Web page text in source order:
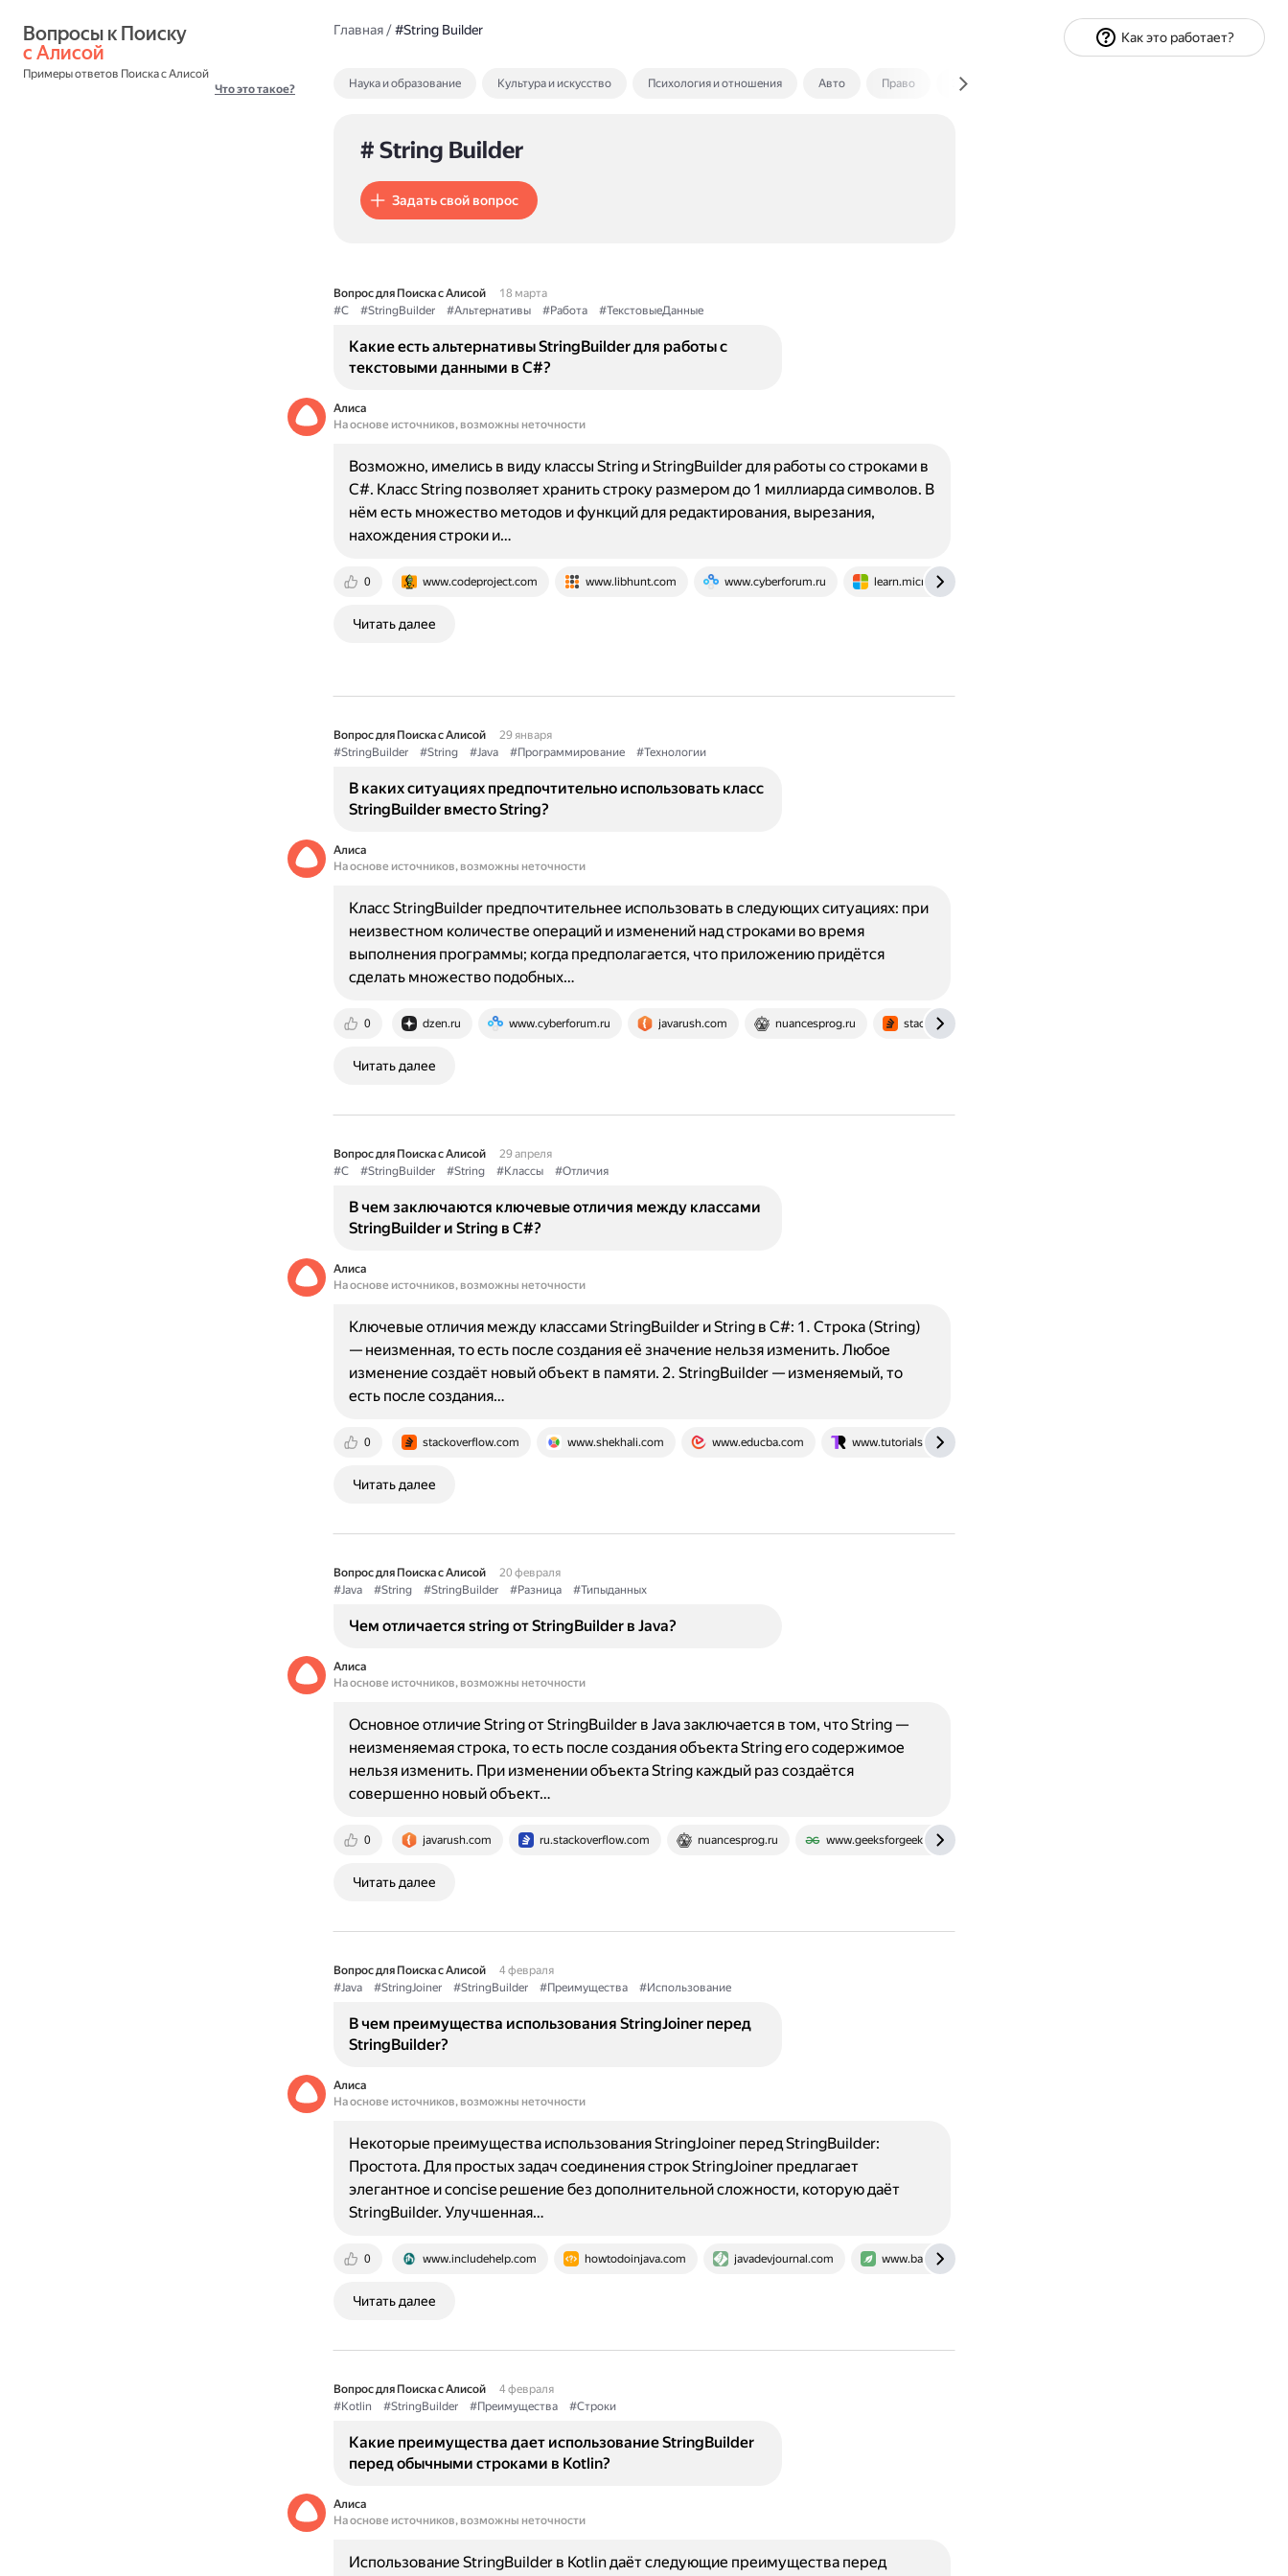
с Алисой
Примеры ответов Поиска с Алисой
Что это такое?
Главная/#String Builder
Наука и образование Культура и искусство Психология и отношения Авто Право Экономика и финансы
# String Builder
Задать свой вопрос
Вопрос для Поиска с Алисой
18 марта
#C
#StringBuilder #Альтернативы #Работа #ТекстовыеДанные
Какие есть альтернативы StringBuilder для работы с
текстовыми данными в C#?
Алиса
На основе источников, возможны неточности
0 www.codeproject.com www.libhunt.com www.cyberforum.ru learn.microsoft.com
Возможно, имелись в виду классы String и StringBuilder для работы со строками в
C#. Класс String позволяет хранить строку размером до 1 миллиарда символов. В
нём есть множество методов и функций для редактирования, вырезания,
нахождения строки и…
Читать далее
Вопрос для Поиска с Алисой
29 января
#StringBuilder
#String #Java #Программирование #Технологии
В каких ситуациях предпочтительно использовать класс
StringBuilder вместо String?
Алиса
На основе источников, возможны неточности
0 dzen.ru www.cyberforum.ru javarush.com nuancesprog.ru stackoverflow.com
Класс StringBuilder предпочтительнее использовать в следующих ситуациях: при
неизвестном количестве операций и изменений над строками во время
выполнения программы; когда предполагается, что приложению придётся
сделать множество подобных…
Читать далее
Вопрос для Поиска с Алисой
29 апреля
#C
#StringBuilder #String #Классы #Отличия
В чем заключаются ключевые отличия между классами
StringBuilder и String в C#?
Алиса
На основе источников, возможны неточности
0 stackoverflow.com www.shekhali.com www.educba.com www.tutorialsrack.com
Ключевые отличия между классами StringBuilder и String в C#: 1. Строка (String)
— неизменная, то есть после создания её значение нельзя изменить. Любое
изменение создаёт новый объект в памяти. 2. StringBuilder — изменяемый, то
есть после создания…
Читать далее
Вопрос для Поиска с Алисой
20 февраля
#Java
#String #StringBuilder #Разница #Типыданных
Чем отличается string от StringBuilder в Java?
Алиса
На основе источников, возможны неточности
0 javarush.com ru.stackoverflow.com nuancesprog.ru www.geeksforgeeks.org
Основное отличие String от StringBuilder в Java заключается в том, что String —
неизменяемая строка, то есть после создания объекта String его содержимое
нельзя изменить. При изменении объекта String каждый раз создаётся
совершенно новый объект…
Читать далее
Вопрос для Поиска с Алисой
4 февраля
#Java
#StringJoiner #StringBuilder #Преимущества #Использование
В чем преимущества использования StringJoiner перед
StringBuilder?
Алиса
На основе источников, возможны неточности
0 www.includehelp.com howtodoinjava.com javadevjournal.com www.baeldung.com
Некоторые преимущества использования StringJoiner перед StringBuilder:
Простота. Для простых задач соединения строк StringJoiner предлагает
элегантное и concise решение без дополнительной сложности, которую даёт
StringBuilder. Улучшенная…
Читать далее
Вопрос для Поиска с Алисой
4 февраля
#Kotlin
#StringBuilder #Преимущества #Строки
Какие преимущества дает использование StringBuilder
перед обычными строками в Kotlin?
Алиса
На основе источников, возможны неточности
Использование StringBuilder в Kotlin даёт следующие преимущества перед
Как это работает?